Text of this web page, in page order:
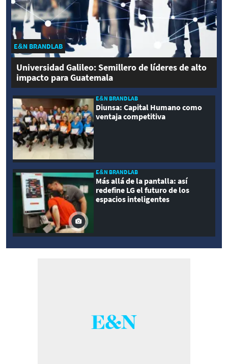
E&N BRANDLAB
Universidad Galileo: Semillero de líderes de alto
impacto para Guatemala
E&N BRANDLAB
Diunsa: Capital Humano como
ventaja competitiva
E&N BRANDLAB
Más allá de la pantalla: así
redefine LG el futuro de los
espacios inteligentes